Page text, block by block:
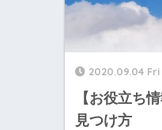
2020.09.04 Fri
【お役立ち
見つけ方